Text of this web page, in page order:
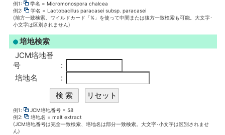
例1:
学名 = Micromonospora chalcea
例2:
学名 = Lactobacillus paracasei subsp. paracasei
(前方一致検索。ワイルドカード「%」を使って中間または後方一致検索も可能。大文字･
小文字は区別されません)
培地検索
JCM培地番
号
:
培地名
:
例1:
JCM培地番号 = 58
例2:
培地名 = malt extract
(JCM培地番号は完全一致検索、培地名は部分一致検索。大文字･小文字は区別されませ
ん)